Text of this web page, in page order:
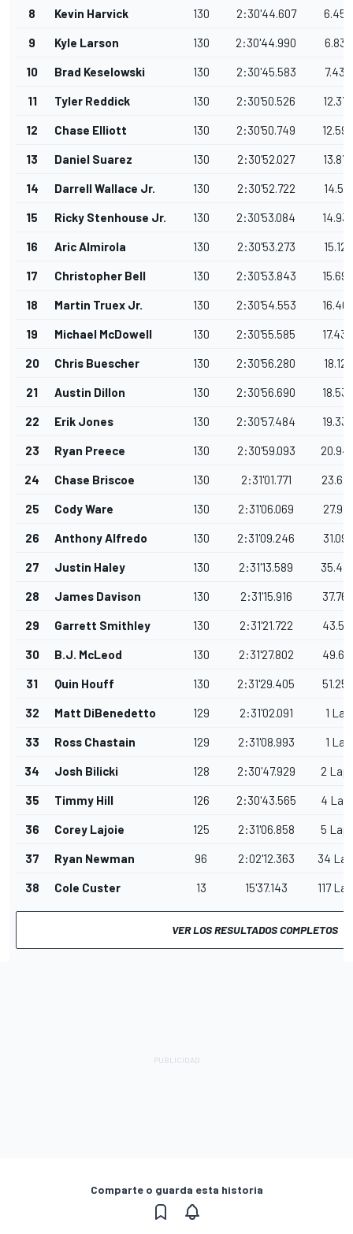
8 Kevin Harvick 130 2:30'44.607 6.456
9 Kyle Larson 130 2:30'44.990 6.839
10 Brad Keselowski 130 2:30'45.583 7.432
11 Tyler Reddick 130 2:30'50.526 12.375
12 Chase Elliott 130 2:30'50.749 12.598
13 Daniel Suarez 130 2:30'52.027 13.876
14 Darrell Wallace Jr. 130 2:30'52.722 14.571
15 Ricky Stenhouse Jr. 130 2:30'53.084
16 Aric Almirola 130 2:30'53.273 15.122
17 Christopher Bell 130 2:30'53.843 15.692
18 Martin Truex Jr. 130 2:30'54.553
19 Michael McDowell 130 2:30'55.585 17.434
20 Chris Buescher 130 2:30'56.280 18.129
21 Austin Dillon 130 2:30'56.690 18.539
22 Erik Jones 130 2:30'57.484 19.333
23 Ryan Preece 130 2:30'59.093
24 Chase Briscoe 130 2:31'01.771
25 Cody Ware 130 2:31'06.069 27.918
26 Anthony Alfredo 130 2:31'09.246 31.095
27 Justin Haley 130 2:31'13.589
28 James Davison 130 2:31'15.916 37.765
29 Garrett Smithley 130 2:31'21.722 43.571
30 B.J. McLeod 130 2:31'27.802
31 Quin Houff 130 2:31'29.405
32 Matt DiBenedetto 129 2:31'02.091 1 Lap
33 Ross Chastain 129 2:31'08.993 1 Lap
34 Josh Bilicki 128 2:30'47.929 2
35 Timmy Hill 126 2:30'43.565 4
36 Corey Lajoie 125 2:31'06.858 5
37 Ryan Newman 96 2:02'12.363 34
38 Cole Custer 13 15'37.143 117
VER LOS RESULTADOS COMPLETOS
Comparte o guarda esta historia